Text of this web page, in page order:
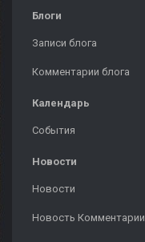
Блоги
Записи блога
Комментарии блога
Календарь
События
Новости
Новости
Новость Комментарии